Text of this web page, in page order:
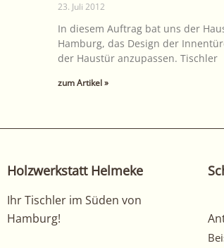
23. Juli 2012
In diesem Auftrag bat uns der
Hamburg, das Design der
der Haustür anzupassen. Tischler
zum Artikel »
Holzwerkstatt Helmeke
Ihr Tischler im Süden von
Hamburg!